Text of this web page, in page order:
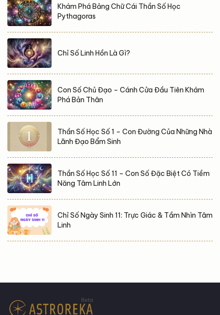
Khám Phá Bảng Chữ Cái Thần Số Học
Pythagoras
Chỉ Số Linh Hồn Là Gì?
Con Số Chủ Đạo – Cánh Cửa Đầu Tiên Khám
Phá Bản Thân
Thần Số Học Số 1 – Con Đường Của Những Nhà
Lãnh Đạo Bẩm Sinh
Thần Số Học Số 11 – Con Số Đặc Biệt Có Tiềm
Năng Tâm Linh Lớn
Chỉ Số Ngày Sinh 11: Trực Giác & Tầm Nhìn Tâm
Linh